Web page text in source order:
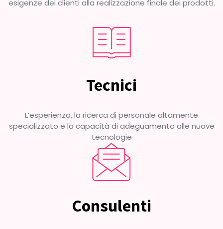
esigenze dei clienti alla realizzazione finale dei prodotti.
Tecnici
L’esperienza, la ricerca di personale altamente
specializzato e la capacità di adeguamento alle nuove
tecnologie
Consulenti